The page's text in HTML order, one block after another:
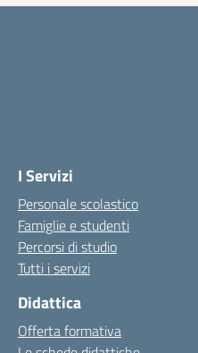
I Servizi
Personale scolastico
Famiglie e studenti
Percorsi di studio
Tutti i servizi
Didattica
Offerta formativa